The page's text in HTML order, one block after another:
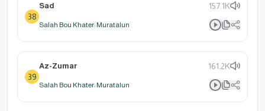
38
Sad 157.1K
Salah Bou Khater: Muratalun
39
Az-Zumar 161.2K
Salah Bou Khater: Muratalun